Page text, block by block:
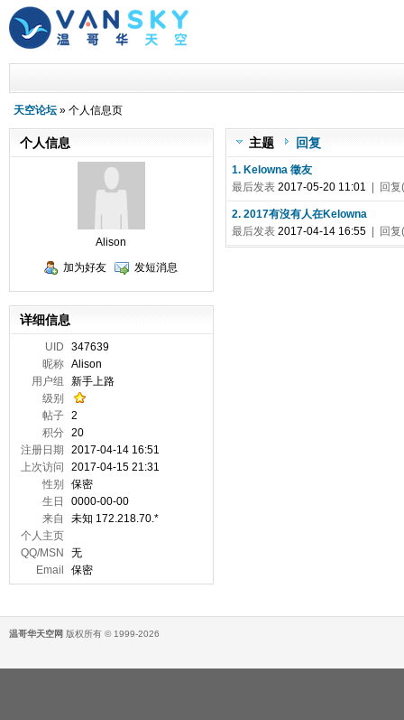
天空论坛 » 个人信息页
主题 回复
1. Kelowna 徵友
最后发表2017-05-20 11:01 | 回
2. 2017有沒有人在Kelowna
最后发表2017-04-14 16:55 | 回
个人信息
Alison
加为好友
发短消息
详细信息
UID
347639
昵称 Alison
用户组
新手上路
级别
帖子 2
积分 20
注册日期
2017-04-14 16:51
上次访问
2017-04-15 21:31
性别
保密
生日
0000-00-00
来自
未知 172.218.70.*
个人主页
QQ/MSN
无
Email
保密
温哥华天空网 版权所有 © 1999-2026